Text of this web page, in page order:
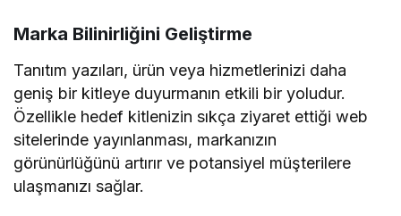
Marka Bilinirliğini Geliştirme
Tanıtım yazıları, ürün veya hizmetlerinizi daha
geniş bir kitleye duyurmanın etkili bir yoludur.
Özellikle hedef kitlenizin sıkça ziyaret ettiği web
sitelerinde yayınlanması, markanızın
görünürlüğünü artırır ve potansiyel müşterilere
ulaşmanızı sağlar.